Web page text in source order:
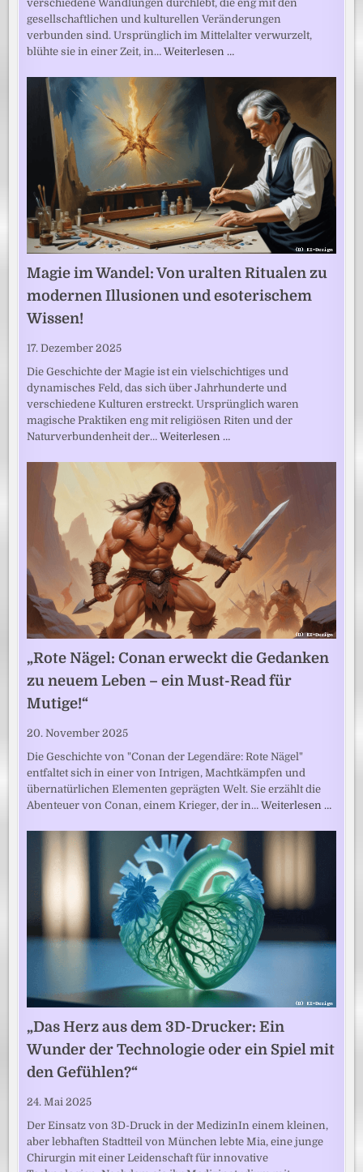
verschiedene Wandlungen durchlebt, die eng mit den
gesellschaftlichen und kulturellen Veränderungen
verbunden sind. Ursprünglich im Mittelalter verwurzelt,
blühte sie in einer Zeit, in…Weiterlesen …
Magie im Wandel: Von uralten Ritualen zu
modernen Illusionen und esoterischem
Wissen!
17. Dezember 2025
Die Geschichte der Magie ist ein vielschichtiges und
dynamisches Feld, das sich über Jahrhunderte und
verschiedene Kulturen erstreckt. Ursprünglich waren
magische Praktiken eng mit religiösen Riten und der
Naturverbundenheit der…Weiterlesen …
„Rote Nägel: Conan erweckt die Gedanken
zu neuem Leben – ein Must-Read für
Mutige!“
20. November 2025
Die Geschichte von "Conan der Legendäre: Rote Nägel"
entfaltet sich in einer von Intrigen, Machtkämpfen und
übernatürlichen Elementen geprägten Welt. Sie erzählt die
Abenteuer von Conan, einem Krieger, der in…Weiterlesen …
„Das Herz aus dem 3D-Drucker: Ein
Wunder der Technologie oder ein Spiel mit
den Gefühlen?“
24. Mai 2025
Der Einsatz von 3D-Druck in der MedizinIn einem kleinen,
aber lebhaften Stadtteil von München lebte Mia, eine junge
Chirurgin mit einer Leidenschaft für innovative